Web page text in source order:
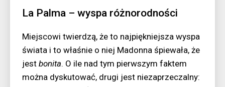
La Palma – wyspa różnorodności
Miejscowi twierdzą, że to najpiękniejsza wyspa
świata i to właśnie o niej Madonna śpiewała, że
jest bonita. O ile nad tym pierwszym faktem
można dyskutować, drugi jest niezaprzeczalny: